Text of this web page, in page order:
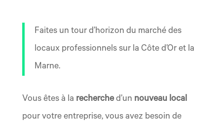
Faites un tour d’horizon du marché des
locaux professionnels sur la Côte d’Or et la
Marne.
Vous êtes à la recherched’un nouveau local
pour votre entreprise, vous avez besoin de